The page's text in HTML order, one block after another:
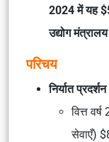
2024 में यह
उद्योग मंत्रालय
परिचय
निर्यात प्रदर्शन
वित्त
सेवाएँ)